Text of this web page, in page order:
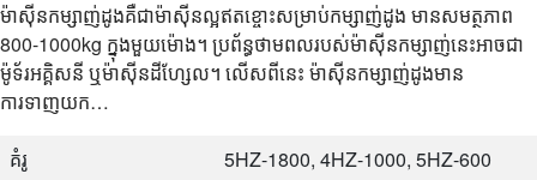
ម៉ាស៊ីនកម្សាញ់ដូងគឺជាម៉ាស៊ីនល្អឥតខ្ចោះសម្រាប់កម្សាញ់ដូង មានសមត្ថភាព
800-1000kg ក្នុងមួយម៉ោង។ ប្រព័ន្ធថាមពលរបស់ម៉ាស៊ីនកម្សាញ់នេះអាចជា
ម៉ូទ័រអគ្គិសនី ឬ​ម៉ាស៊ីនដីហ្សែល។ លើសពីនេះ ម៉ាស៊ីនកម្សាញ់ដូងមាន
ការទាញយក…
គំរូ
5HZ-1800, 4HZ-1000, 5HZ-600